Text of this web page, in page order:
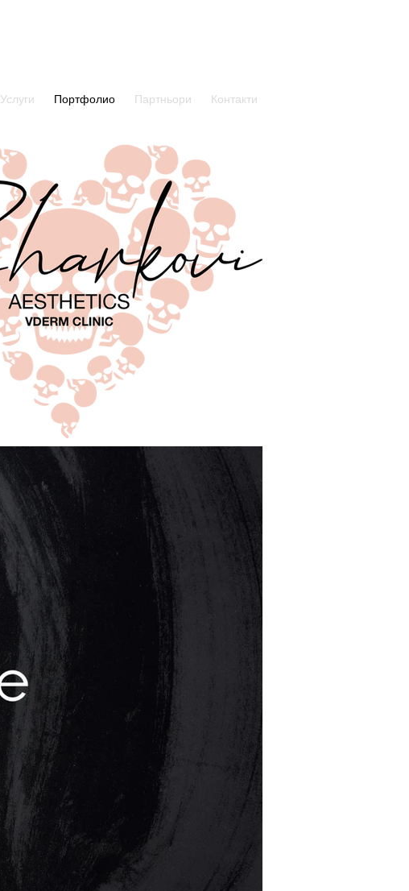
Услуги Портфолио Партньори Контакти